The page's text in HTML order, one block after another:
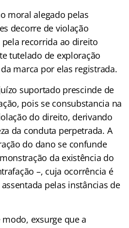
moral alegado pelas
decorre de violação
recorrida ao direito
tutelado de exploração
marca por elas registrada.
suportado prescinde de
pois se consubstancia na
do direito, derivando
da conduta perpetrada. A
do dano se confunde
da existência do
–, cuja ocorrência é
pelas instâncias de
modo, exsurge que a